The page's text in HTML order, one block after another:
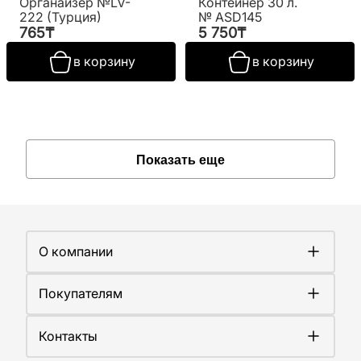
222 (Турция)
765₸
в корзину
№ ASD145
5 750₸
в корзину
Показать еще
О компании
Работа у нас
Сертификаты
Новости
Покупателям
Оплата
Гарантия
Контакты